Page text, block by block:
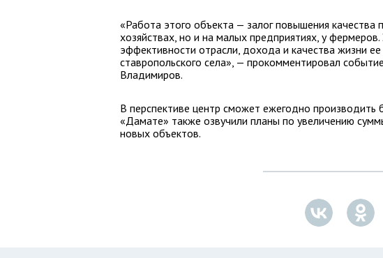
«Работа этого объекта — залог повышения качества
хозяйствах, но и на малых предприятиях, у
эффективности отрасли, дохода и качества жизни
ставропольского села», — прокомментировал
Владимиров.
В перспективе центр сможет ежегодно производить
«Дамате» также озвучили планы по увеличению
новых объектов.